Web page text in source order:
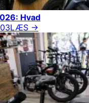
Hvad
LÆS →